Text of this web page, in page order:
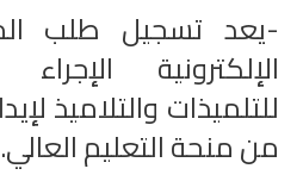
-يعد تسجيل طلب
الإلكترونية
للتلميذات والتلاميذ
من منحة التعليم العالي.